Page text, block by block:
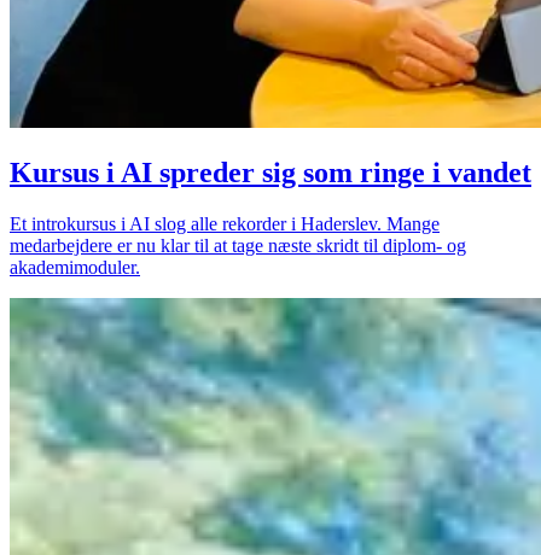
Kursus i AI spreder sig som ringe i vandet
Et introkursus i AI slog alle rekorder i Haderslev. Mange
medarbejdere er nu klar til at tage næste skridt til diplom- og
akademimoduler.